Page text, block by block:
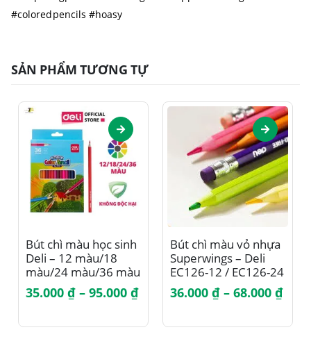
#coloredpencils #hoasy
SẢN PHẨM TƯƠNG TỰ
Bút chì màu học sinh
Deli – 12 màu/18
màu/24 màu/36 màu
–
7016/7017/7018/7019
35.000 ₫ – 95.000 ₫Khoảng
35.000 ₫
Sản phẩm này có nhiều biến thể. Các tùy chọn có thể được chọn trên trang sản phẩm
Bút chì màu vỏ nhựa
Superwings – Deli
EC126-12 / EC126-24
36.000 ₫ – 68.000 ₫